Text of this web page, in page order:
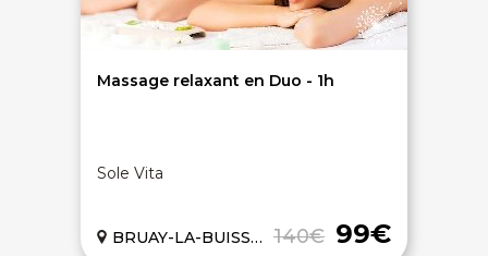
Massage relaxant en Duo - 1h
Sole Vita
140€ 99€
BRUAY-LA-BUISSIERE (62)